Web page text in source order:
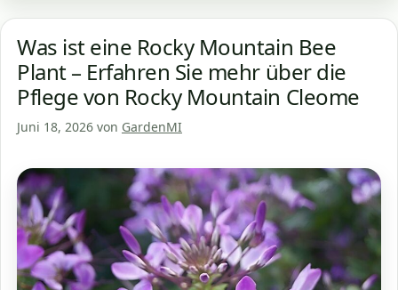
Was ist eine Rocky Mountain Bee
Plant – Erfahren Sie mehr über die
Pflege von Rocky Mountain Cleome
Juni 18, 2026 von GardenMI